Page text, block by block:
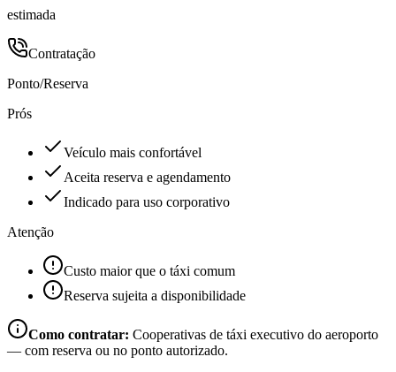
estimada
Contratação
Ponto/Reserva
Prós
Veículo mais confortável
Aceita reserva e agendamento
Indicado para uso corporativo
Atenção
Custo maior que o táxi comum
Reserva sujeita a disponibilidade
Como contratar: Cooperativas de táxi executivo do aeroporto
— com reserva ou no ponto autorizado.